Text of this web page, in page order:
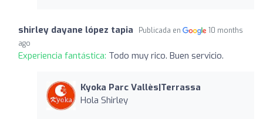
shirley dayane lópez tapia Publicada en
10 months
ago
Experiencia fantástica: Todo muy rico. Buen servicio.
Kyoka Parc Vallès|Terrassa
Hola Shirley